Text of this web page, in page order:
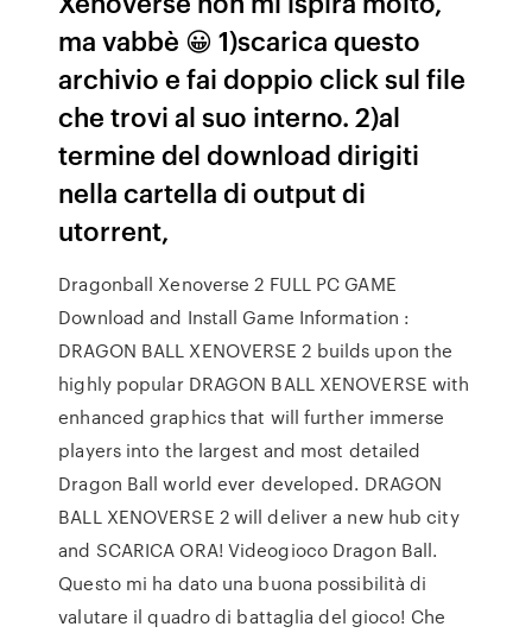
ma vabbè 😀 1)scarica questo
archivio e fai doppio click sul file
che trovi al suo interno. 2)al
termine del download dirigiti
nella cartella di output di
utorrent,
Dragonball Xenoverse 2 FULL PC GAME
Download and Install Game Information :
DRAGON BALL XENOVERSE 2 builds upon the
highly popular DRAGON BALL XENOVERSE with
enhanced graphics that will further immerse
players into the largest and most detailed
Dragon Ball world ever developed. DRAGON
BALL XENOVERSE 2 will deliver a new hub city
and SCARICA ORA! Videogioco Dragon Ball.
Questo mi ha dato una buona possibilità di
valutare il quadro di battaglia del gioco! Che